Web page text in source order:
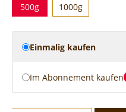
500g
1000g
Einmalig kaufen
Im Abonnement kaufen